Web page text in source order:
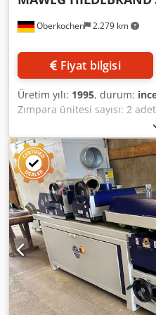
işareti ----- Csdpezqvnpofx
(Teknik veriler üreticiye aittir
Oberkochen 2.279 km
Fiyat bilgisi
Üretim yılı: 1995, durum:
Zımpara ünitesi sayısı: 2
Maksimum zımpara
Hildebrand Saturn Duo
zımpara makinesi, fırça
alttan zımparalama
gerginliği Üst ve alttaki
yaylı Basma silindirleri ile,
15 m/dak. İş parçasının
ham ahşap ölçüsünün
talaş alma miktarıyla
hareketiyle ahşap
ve sıfır noktası ayarı olan
ayarı Makinenin girişinde
durumunda güvenlik